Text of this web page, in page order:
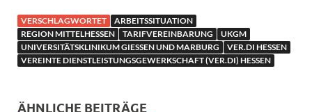
VERSCHLAGWORTET
ARBEITSSITUATION
REGION MITTELHESSEN
TARIFVEREINBARUNG
UKGM
UNIVERSITÄTSKLINIKUM GIESSEN UND MARBURG
VER.DI HESSEN
VEREINTE DIENSTLEISTUNGSGEWERKSCHAFT (VER.DI) HESSEN
ÄHNLICHE BEITRÄGE